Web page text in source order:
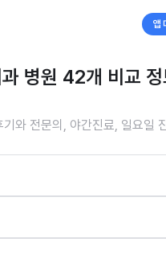
앱
병원 42개 비교
와 전문의, 야간진료, 일요일